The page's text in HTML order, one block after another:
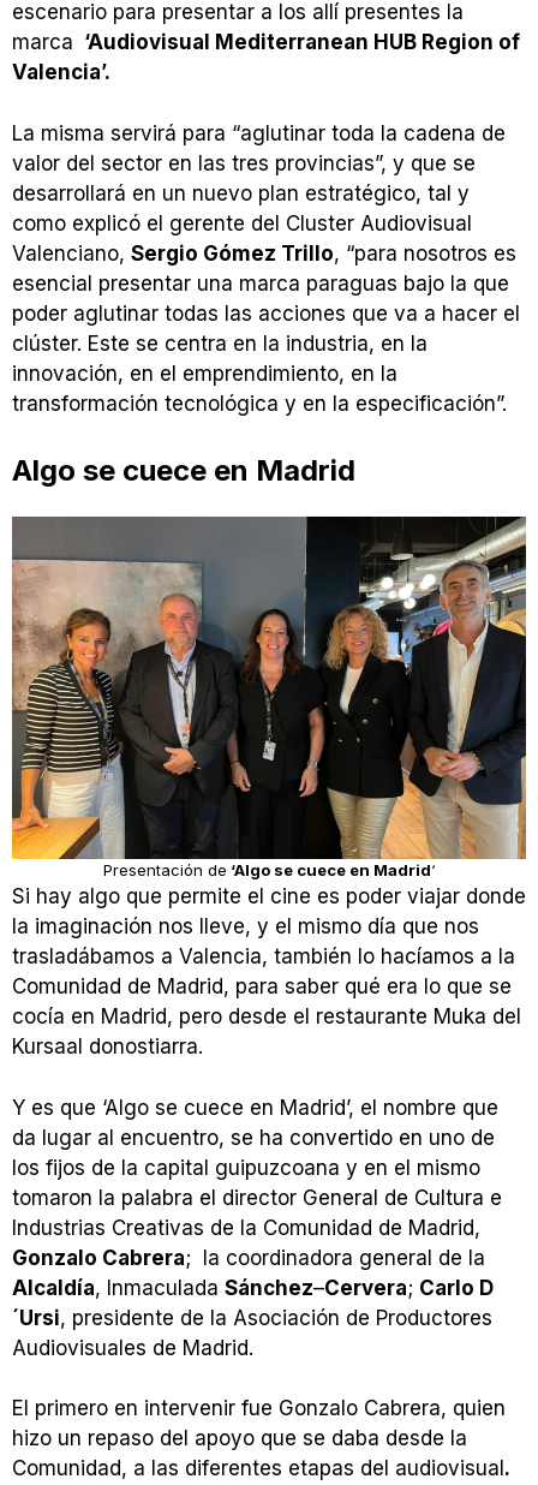
escenario para presentar a los allí presentes la
marca ‘Audiovisual Mediterranean HUB Region of
Valencia’.
La misma servirá para “aglutinar toda la cadena de
valor del sector en las tres provincias”, y que se
desarrollará en un nuevo plan estratégico, tal y
como explicó el gerente del Cluster Audiovisual
Valenciano, Sergio Gómez Trillo, “para nosotros es
esencial presentar una marca paraguas bajo la que
poder aglutinar todas las acciones que va a hacer el
clúster. Este se centra en la industria, en la
innovación, en el emprendimiento, en la
transformación tecnológica y en la especificación”.
Algo se cuece en Madrid
Presentación de ‘Algo se cuece en Madrid‘
Si hay algo que permite el cine es poder viajar donde
la imaginación nos lleve, y el mismo día que nos
trasladábamos a Valencia, también lo hacíamos a la
Comunidad de Madrid, para saber qué era lo que se
cocía en Madrid, pero desde el restaurante Muka del
Kursaal donostiarra.
Y es que ‘Algo se cuece en Madrid’, el nombre que
da lugar al encuentro, se ha convertido en uno de
los fijos de la capital guipuzcoana y en el mismo
tomaron la palabra el director General de Cultura e
Industrias Creativas de la Comunidad de Madrid,
Gonzalo Cabrera; la coordinadora general de la
Alcaldía, Inmaculada Sánchez–Cervera; Carlo D
´Ursi, presidente de la Asociación de Productores
Audiovisuales de Madrid.
El primero en intervenir fue Gonzalo Cabrera, quien
hizo un repaso del apoyo que se daba desde la
Comunidad, a las diferentes etapas del audiovisual .